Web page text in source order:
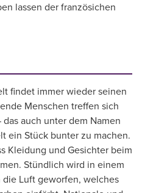
lassen der französichen
findet immer wieder seinen
Menschen treffen sich
das auch unter dem Namen
ein Stück bunter zu machen.
Kleidung und Gesichter beim
Stündlich wird in einem
die Luft geworfen, welches